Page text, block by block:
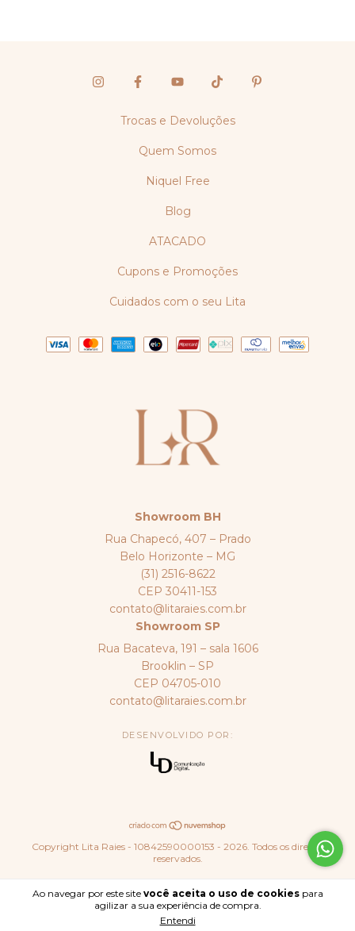
Ao navegar por este site você aceita o uso de cookiespara
agilizar a sua experiência de compra.
Entendi
Trocas e Devoluções
Quem Somos
Niquel Free
Blog
ATACADO
Cupons e Promoções
Cuidados com o seu Lita
Showroom BH
Rua Chapecó, 407 – Prado
Belo Horizonte – MG
(31) 2516-8622
CEP 30411-153
contato@litaraies.com.br
Showroom SP
Rua Bacateva, 191 – sala 1606
Brooklin – SP
CEP 04705-010
contato@litaraies.com.br
DESENVOLVIDO POR:
Copyright Lita Raies - 10842590000153 - 2026. Todos os direitos
reservados.